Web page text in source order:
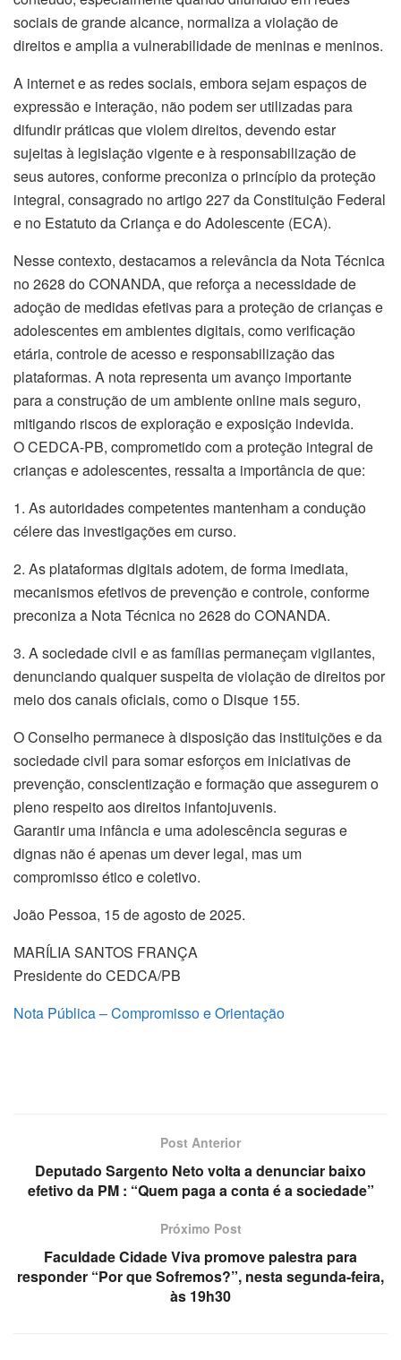
sociais de grande alcance, normaliza a violação de
direitos e amplia a vulnerabilidade de meninas e meninos.
A internet e as redes sociais, embora sejam espaços de
expressão e interação, não podem ser utilizadas para
difundir práticas que violem direitos, devendo estar
sujeitas à legislação vigente e à responsabilização de
seus autores, conforme preconiza o princípio da proteção
integral, consagrado no artigo 227 da Constituição Federal
e no Estatuto da Criança e do Adolescente (ECA).
Nesse contexto, destacamos a relevância da Nota Técnica
no 2628 do CONANDA, que reforça a necessidade de
adoção de medidas efetivas para a proteção de crianças e
adolescentes em ambientes digitais, como verificação
etária, controle de acesso e responsabilização das
plataformas. A nota representa um avanço importante
para a construção de um ambiente online mais seguro,
mitigando riscos de exploração e exposição indevida.
O CEDCA-PB, comprometido com a proteção integral de
crianças e adolescentes, ressalta a importância de que:
1. As autoridades competentes mantenham a condução
célere das investigações em curso.
2. As plataformas digitais adotem, de forma imediata,
mecanismos efetivos de prevenção e controle, conforme
preconiza a Nota Técnica no 2628 do CONANDA.
3. A sociedade civil e as famílias permaneçam vigilantes,
denunciando qualquer suspeita de violação de direitos por
meio dos canais oficiais, como o Disque 155.
O Conselho permanece à disposição das instituições e da
sociedade civil para somar esforços em iniciativas de
prevenção, conscientização e formação que assegurem o
pleno respeito aos direitos infantojuvenis.
Garantir uma infância e uma adolescência seguras e
dignas não é apenas um dever legal, mas um
compromisso ético e coletivo.
João Pessoa, 15 de agosto de 2025.
MARÍLIA SANTOS FRANÇA
Presidente do CEDCA/PB
Nota Pública – Compromisso e Orientação
Post Anterior
Deputado Sargento Neto volta a denunciar baixo
efetivo da PM : “Quem paga a conta é a sociedade”
Próximo Post
Faculdade Cidade Viva promove palestra para
responder “Por que Sofremos?”, nesta segunda-feira,
às 19h30